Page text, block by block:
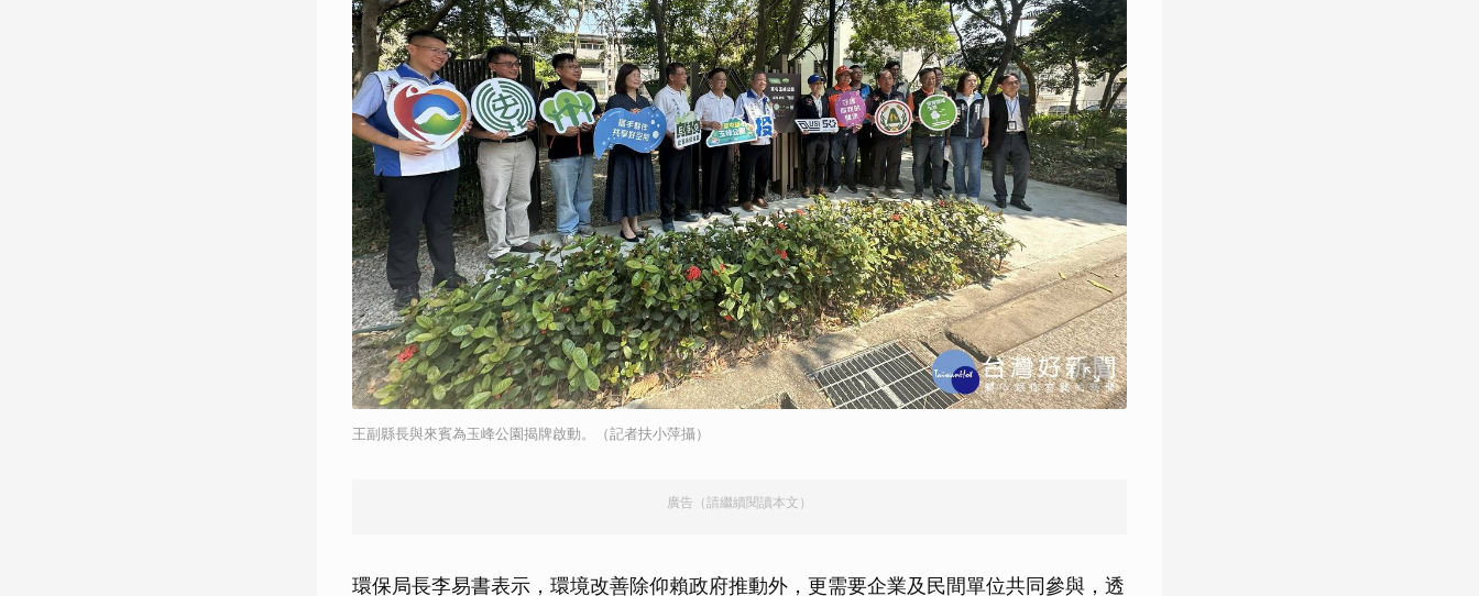
王副縣長與來賓為玉峰公園揭牌啟動。（記者扶小萍攝）
廣告（請繼續閱讀本文）
環保局長李易書表示，環境改善除仰賴政府推動外，更需要企業及民間單位共同參與，透